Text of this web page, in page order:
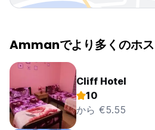
Ammanでより多くのホ
Cliff Hotel
10
から €5.55